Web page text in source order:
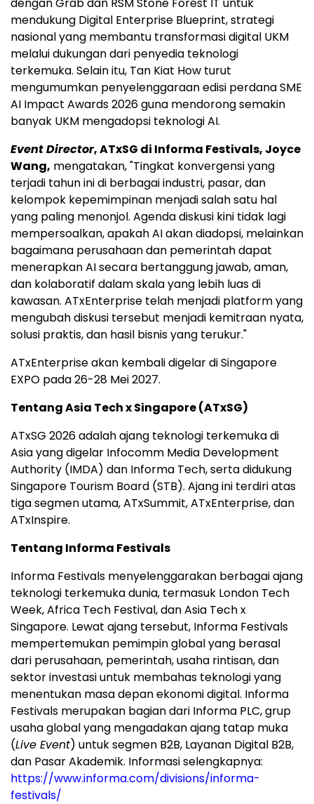
mendukung Digital Enterprise Blueprint, strategi
nasional yang membantu transformasi digital UKM
melalui dukungan dari penyedia teknologi
terkemuka. Selain itu, Tan Kiat How turut
mengumumkan penyelenggaraan edisi perdana SME
AI Impact Awards 2026 guna mendorong semakin
banyak UKM mengadopsi teknologi AI.
Event Director, ATxSG di Informa Festivals, Joyce
Wang, mengatakan, "Tingkat konvergensi yang
terjadi tahun ini di berbagai industri, pasar, dan
kelompok kepemimpinan menjadi salah satu hal
yang paling menonjol. Agenda diskusi kini tidak lagi
mempersoalkan, apakah AI akan diadopsi, melainkan
bagaimana perusahaan dan pemerintah dapat
menerapkan AI secara bertanggung jawab, aman,
dan kolaboratif dalam skala yang lebih luas di
kawasan. ATxEnterprise telah menjadi platform yang
mengubah diskusi tersebut menjadi kemitraan nyata,
solusi praktis, dan hasil bisnis yang terukur."
ATxEnterprise akan kembali digelar di Singapore
EXPO pada 26-28 Mei 2027.
Tentang Asia Tech x Singapore (ATxSG)
ATxSG 2026 adalah ajang teknologi terkemuka di
Asia yang digelar Infocomm Media Development
Authority (IMDA) dan Informa Tech, serta didukung
Singapore Tourism Board (STB). Ajang ini terdiri atas
tiga segmen utama, ATxSummit, ATxEnterprise, dan
ATxInspire.
Tentang Informa Festivals
Informa Festivals menyelenggarakan berbagai ajang
teknologi terkemuka dunia, termasuk London Tech
Week, Africa Tech Festival, dan Asia Tech x
Singapore. Lewat ajang tersebut, Informa Festivals
mempertemukan pemimpin global yang berasal
dari perusahaan, pemerintah, usaha rintisan, dan
sektor investasi untuk membahas teknologi yang
menentukan masa depan ekonomi digital. Informa
Festivals merupakan bagian dari Informa PLC, grup
usaha global yang mengadakan ajang tatap muka
(Live Event) untuk segmen B2B, Layanan Digital B2B,
dan Pasar Akademik. Informasi selengkapnya:
https://www.informa.com/divisions/informa-
festivals/